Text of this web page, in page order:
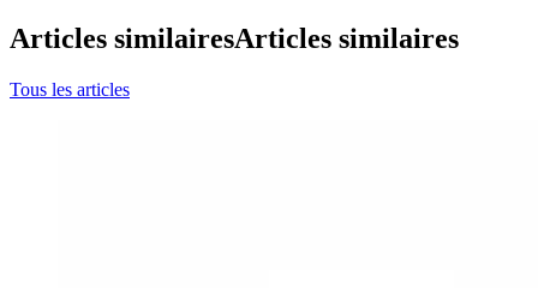
Articles similairesArticles similaires
Tous les articles